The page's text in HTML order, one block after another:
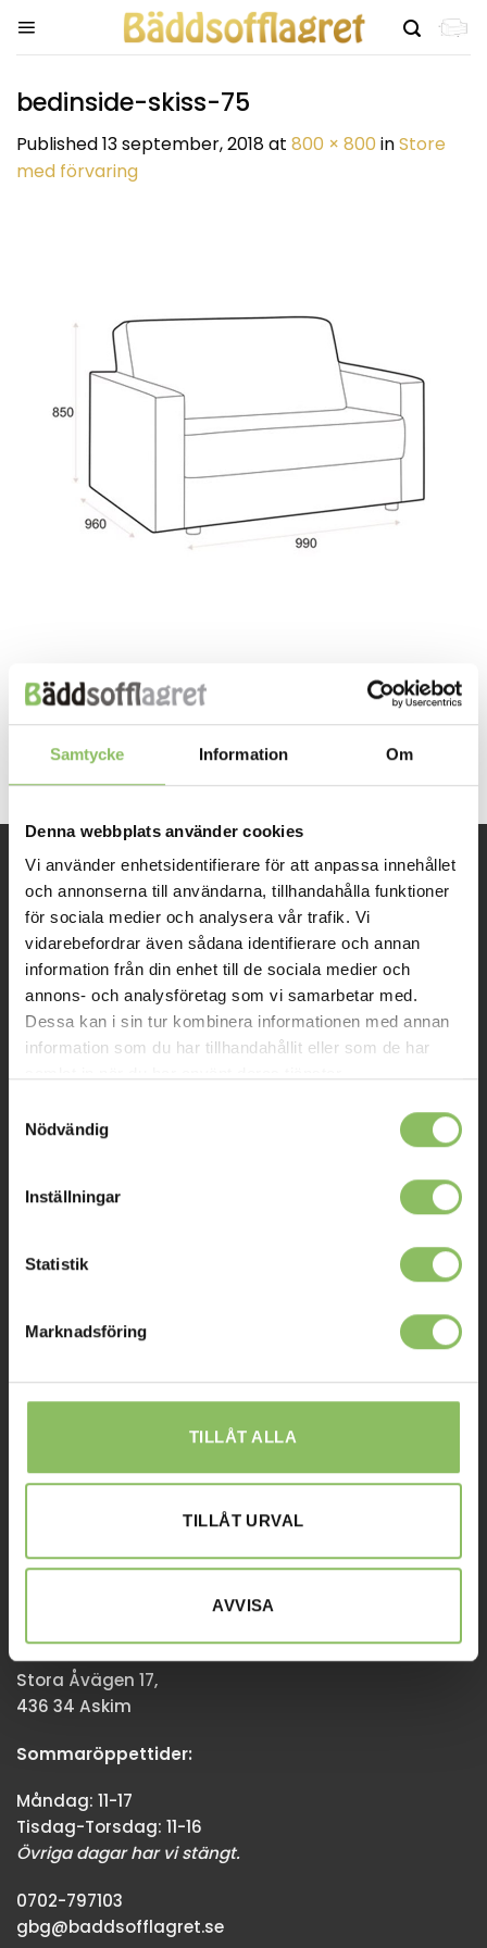
Samtycke Information Om
Denna webbplats använder cookies
Vi använder enhetsidentifierare för att anpassa innehållet
och annonserna till användarna, tillhandahålla funktioner
för sociala medier och analysera vår trafik. Vi
vidarebefordrar även sådana identifierare och annan
information från din enhet till de sociala medier och
annons- och analysföretag som vi samarbetar med.
Dessa kan i sin tur kombinera informationen med annan
information som du har tillhandahållit eller som de har
Nödvändig
Inställningar
Statistik
Marknadsföring
TILLÅT ALLA
TILLÅT URVAL
AVVISA
bedinside-skiss-75
Published13 september, 2018at 800 × 800 inStore
med förvaring
Both comments and trackbacks are currently closed.
Next→
INFORMATION
Om oss
Kontakt
Mitt konto
Köpvillkor
Reklamation
168 67 Bromma
Sommaröppettider:
Tisdag-Torsdag: 11-18
Övriga dagar har vi stängt.
info@baddsofflagret.se
Stora Åvägen 17,
436 34 Askim
Sommaröppettider:
Måndag: 11-17
Tisdag-Torsdag: 11-16
Övriga dagar har vi stängt.
0702-797103
gbg@baddsofflagret.se